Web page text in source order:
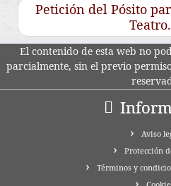
Petición del Pósito
Teatro.
El contenido de esta web no
parcialmente, sin el previo
Aviso
Protección
Términos y